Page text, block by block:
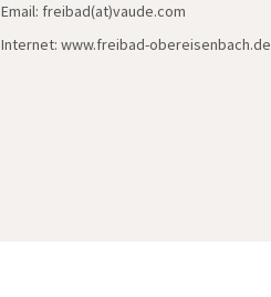
Email: freibad(at)vaude.com
Internet: www.freibad-obereisenbach.de